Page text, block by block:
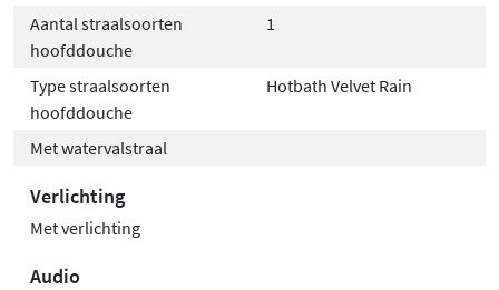
Aantal straalsoorten
hoofddouche
1
Type straalsoorten
hoofddouche
Hotbath Velvet Rain
Met watervalstraal
Verlichting
Met verlichting
Audio